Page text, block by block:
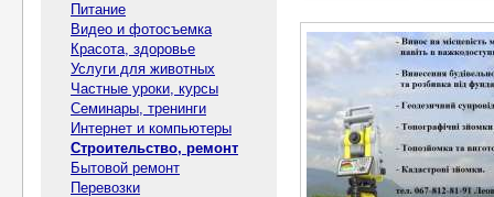
Питание
Видео и фотосъемка
Красота, здоровье
Услуги для животных
Частные уроки, курсы
Семинары, тренинги
Интернет и компьютеры
Строительство, ремонт
Бытовой ремонт
Перевозки